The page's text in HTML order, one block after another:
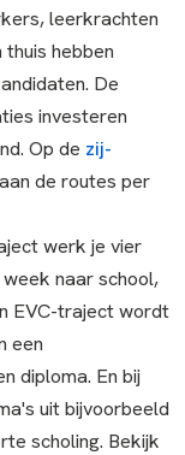
leerkrachten
hebben
De
investeren
Op de zij-
de routes per
werk je vier
naar school,
EVC-traject wordt
een
diploma. En bij
uit bijvoorbeeld
scholing. Bekijk